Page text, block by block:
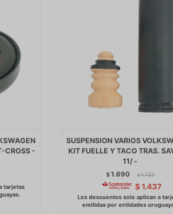
CROSS -
SUSPENSION VARIOS
KIT FUELLE Y TACO TRAS.
11/ -
$1.690 $ 1.732
$ 1.437